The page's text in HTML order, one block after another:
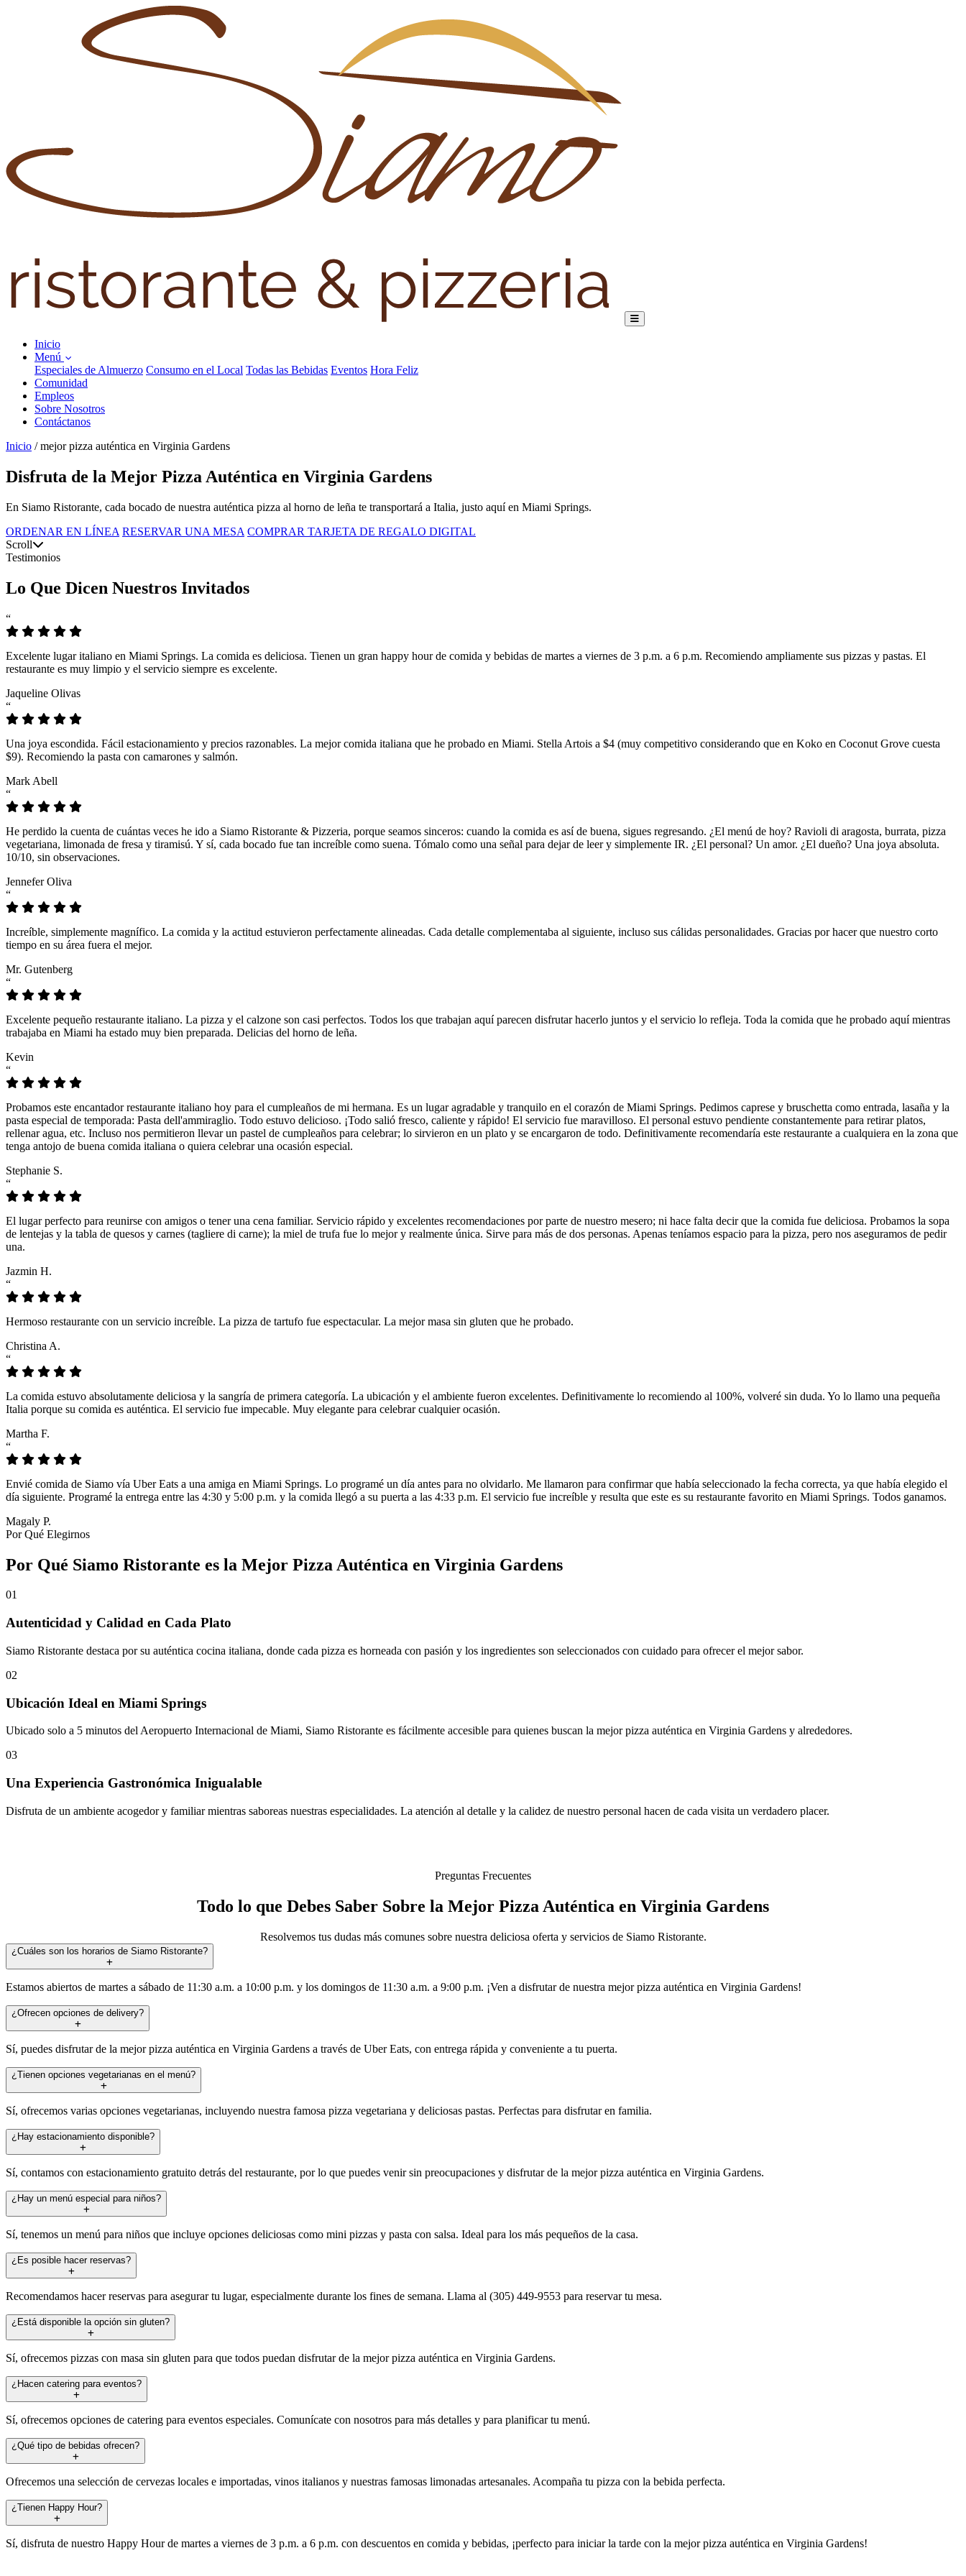
Inicio
Menú
Especiales de Almuerzo Consumo en el Local Todas las Bebidas Eventos Hora Feliz
Comunidad
Empleos
Sobre Nosotros
Contáctanos
Inicio / mejor pizza auténtica en Virginia Gardens
Disfruta de la Mejor Pizza Auténtica en Virginia Gardens
En Siamo Ristorante, cada bocado de nuestra auténtica pizza al horno de leña te transportará a Italia, justo aquí en Miami Springs.
ORDENAR EN LÍNEA RESERVAR UNA MESA COMPRAR TARJETA DE REGALO DIGITAL
Scroll
Testimonios
Lo Que Dicen Nuestros Invitados
“
Excelente lugar italiano en Miami Springs. La comida es deliciosa. Tienen un gran happy hour de comida y bebidas de martes a viernes de 3 p.m. a 6 p.m. Recomiendo ampliamente sus pizzas y pastas. El
restaurante es muy limpio y el servicio siempre es excelente.
Jaqueline Olivas
“
Una joya escondida. Fácil estacionamiento y precios razonables. La mejor comida italiana que he probado en Miami. Stella Artois a $4 (muy competitivo considerando que en Koko en Coconut Grove cuesta
$9). Recomiendo la pasta con camarones y salmón.
Mark Abell
“
He perdido la cuenta de cuántas veces he ido a Siamo Ristorante & Pizzeria, porque seamos sinceros: cuando la comida es así de buena, sigues regresando. ¿El menú de hoy? Ravioli di aragosta, burrata, pizza
vegetariana, limonada de fresa y tiramisú. Y sí, cada bocado fue tan increíble como suena. Tómalo como una señal para dejar de leer y simplemente IR. ¿El personal? Un amor. ¿El dueño? Una joya absoluta.
10/10, sin observaciones.
Jennefer Oliva
“
Increíble, simplemente magnífico. La comida y la actitud estuvieron perfectamente alineadas. Cada detalle complementaba al siguiente, incluso sus cálidas personalidades. Gracias por hacer que nuestro corto
tiempo en su área fuera el mejor.
Mr. Gutenberg
“
Excelente pequeño restaurante italiano. La pizza y el calzone son casi perfectos. Todos los que trabajan aquí parecen disfrutar hacerlo juntos y el servicio lo refleja. Toda la comida que he probado aquí mientras
trabajaba en Miami ha estado muy bien preparada. Delicias del horno de leña.
Kevin
“
Probamos este encantador restaurante italiano hoy para el cumpleaños de mi hermana. Es un lugar agradable y tranquilo en el corazón de Miami Springs. Pedimos caprese y bruschetta como entrada, lasaña y la
pasta especial de temporada: Pasta dell'ammiraglio. Todo estuvo delicioso. ¡Todo salió fresco, caliente y rápido! El servicio fue maravilloso. El personal estuvo pendiente constantemente para retirar platos,
rellenar agua, etc. Incluso nos permitieron llevar un pastel de cumpleaños para celebrar; lo sirvieron en un plato y se encargaron de todo. Definitivamente recomendaría este restaurante a cualquiera en la zona que
tenga antojo de buena comida italiana o quiera celebrar una ocasión especial.
Stephanie S.
“
El lugar perfecto para reunirse con amigos o tener una cena familiar. Servicio rápido y excelentes recomendaciones por parte de nuestro mesero; ni hace falta decir que la comida fue deliciosa. Probamos la sopa
de lentejas y la tabla de quesos y carnes (tagliere di carne); la miel de trufa fue lo mejor y realmente única. Sirve para más de dos personas. Apenas teníamos espacio para la pizza, pero nos aseguramos de pedir
una.
Jazmin H.
“
Hermoso restaurante con un servicio increíble. La pizza de tartufo fue espectacular. La mejor masa sin gluten que he probado.
Christina A.
“
La comida estuvo absolutamente deliciosa y la sangría de primera categoría. La ubicación y el ambiente fueron excelentes. Definitivamente lo recomiendo al 100%, volveré sin duda. Yo lo llamo una pequeña
Italia porque su comida es auténtica. El servicio fue impecable. Muy elegante para celebrar cualquier ocasión.
Martha F.
“
Envié comida de Siamo vía Uber Eats a una amiga en Miami Springs. Lo programé un día antes para no olvidarlo. Me llamaron para confirmar que había seleccionado la fecha correcta, ya que había elegido el
día siguiente. Programé la entrega entre las 4:30 y 5:00 p.m. y la comida llegó a su puerta a las 4:33 p.m. El servicio fue increíble y resulta que este es su restaurante favorito en Miami Springs. Todos ganamos.
Magaly P.
Por Qué Elegirnos
Por Qué Siamo Ristorante es la Mejor Pizza Auténtica en Virginia Gardens
01
Autenticidad y Calidad en Cada Plato
Siamo Ristorante destaca por su auténtica cocina italiana, donde cada pizza es horneada con pasión y los ingredientes son seleccionados con cuidado para ofrecer el mejor sabor.
02
Ubicación Ideal en Miami Springs
Ubicado solo a 5 minutos del Aeropuerto Internacional de Miami, Siamo Ristorante es fácilmente accesible para quienes buscan la mejor pizza auténtica en Virginia Gardens y alrededores.
03
Una Experiencia Gastronómica Inigualable
Disfruta de un ambiente acogedor y familiar mientras saboreas nuestras especialidades. La atención al detalle y la calidez de nuestro personal hacen de cada visita un verdadero placer.
Preguntas Frecuentes
Todo lo que Debes Saber Sobre la Mejor Pizza Auténtica en Virginia Gardens
Resolvemos tus dudas más comunes sobre nuestra deliciosa oferta y servicios de Siamo Ristorante.
¿Cuáles son los horarios de Siamo Ristorante?
Estamos abiertos de martes a sábado de 11:30 a.m. a 10:00 p.m. y los domingos de 11:30 a.m. a 9:00 p.m. ¡Ven a disfrutar de nuestra mejor pizza auténtica en Virginia Gardens!
¿Ofrecen opciones de delivery?
Sí, puedes disfrutar de la mejor pizza auténtica en Virginia Gardens a través de Uber Eats, con entrega rápida y conveniente a tu puerta.
¿Tienen opciones vegetarianas en el menú?
Sí, ofrecemos varias opciones vegetarianas, incluyendo nuestra famosa pizza vegetariana y deliciosas pastas. Perfectas para disfrutar en familia.
¿Hay estacionamiento disponible?
Sí, contamos con estacionamiento gratuito detrás del restaurante, por lo que puedes venir sin preocupaciones y disfrutar de la mejor pizza auténtica en Virginia Gardens.
¿Hay un menú especial para niños?
Sí, tenemos un menú para niños que incluye opciones deliciosas como mini pizzas y pasta con salsa. Ideal para los más pequeños de la casa.
¿Es posible hacer reservas?
Recomendamos hacer reservas para asegurar tu lugar, especialmente durante los fines de semana. Llama al (305) 449-9553 para reservar tu mesa.
¿Está disponible la opción sin gluten?
Sí, ofrecemos pizzas con masa sin gluten para que todos puedan disfrutar de la mejor pizza auténtica en Virginia Gardens.
¿Hacen catering para eventos?
Sí, ofrecemos opciones de catering para eventos especiales. Comunícate con nosotros para más detalles y para planificar tu menú.
¿Qué tipo de bebidas ofrecen?
Ofrecemos una selección de cervezas locales e importadas, vinos italianos y nuestras famosas limonadas artesanales. Acompaña tu pizza con la bebida perfecta.
¿Tienen Happy Hour?
Sí, disfruta de nuestro Happy Hour de martes a viernes de 3 p.m. a 6 p.m. con descuentos en comida y bebidas, ¡perfecto para iniciar la tarde con la mejor pizza auténtica en Virginia Gardens!